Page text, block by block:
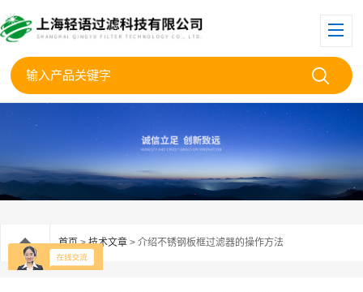
首页>技术文章 > 介绍不锈钢板框过滤器的操作方法